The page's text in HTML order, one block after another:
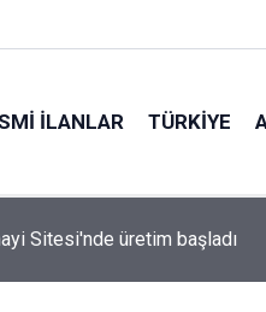
İLANLAR TÜRKİYE
Sitesi'nde üretim başladı